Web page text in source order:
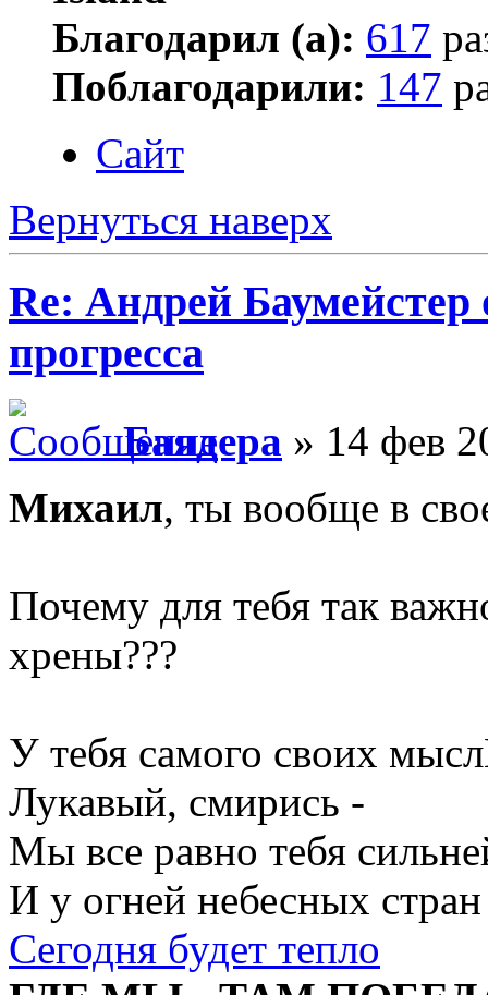
Благодарил (а): 617
Поблагодарили: 147
Сайт
Вернуться наверх
Re: Андрей Баумейстер
прогресса
Баядера » 14 фев
Михаил, ты вообще в
Почему для тебя так
хрены???
У тебя самого своих
Лукавый, смирись -
Мы все равно тебя
И у огней небесных стран
Сегодня будет тепло